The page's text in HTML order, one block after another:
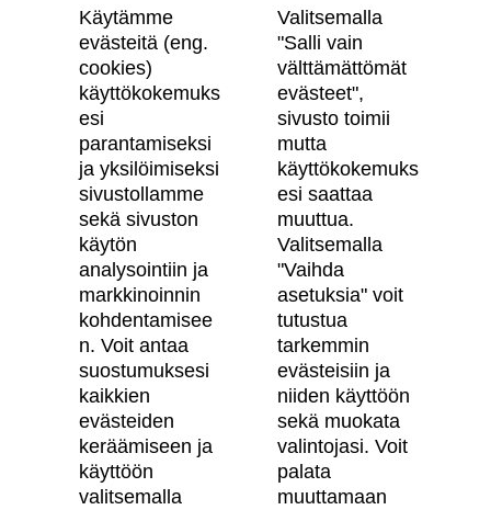
Skanska Kodit
Artikkelit
Digitaalinen asuntokauppa
Asiakkaiden kokemuksia meistä
Vastuullisuus
Tietosuojaseloste
Käyttöehdot
Evästeasetukset
Saavutettavuusseloste
Käytämme
evästeitä (eng.
cookies)
käyttökokemuks
esi
parantamiseksi
ja yksilöimiseksi
sivustollamme
sekä sivuston
käytön
analysointiin ja
markkinoinnin
kohdentamisee
n. Voit antaa
suostumuksesi
kaikkien
evästeiden
keräämiseen ja
käyttöön
valitsemalla
Valitsemalla
"Salli vain
välttämättömät
evästeet",
sivusto toimii
mutta
käyttökokemuks
esi saattaa
muuttua.
Valitsemalla
"Vaihda
asetuksia" voit
tutustua
tarkemmin
evästeisiin ja
niiden käyttöön
sekä muokata
valintojasi. Voit
palata
muuttamaan